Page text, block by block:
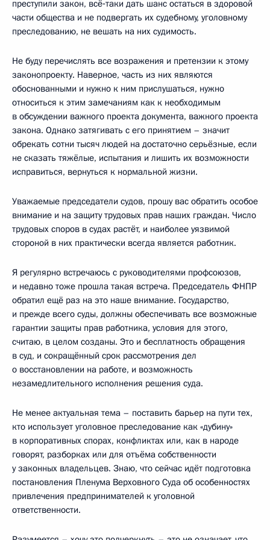
преступили закон, всё‑таки дать шанс остаться в здоровой
части общества и не подвергать их судебному, уголовному
преследованию, не вешать на них судимость.
Не буду перечислять все возражения и претензии к этому
законопроекту. Наверное, часть из них являются
обоснованными и нужно к ним прислушаться, нужно
относиться к этим замечаниям как к необходимым
в обсуждении важного проекта документа, важного проекта
закона. Однако затягивать с его принятием – значит
обрекать сотни тысяч людей на достаточно серьёзные, если
не сказать тяжёлые, испытания и лишить их возможности
исправиться, вернуться к нормальной жизни.
Уважаемые председатели судов, прошу вас обратить особое
внимание и на защиту трудовых прав наших граждан. Число
трудовых споров в судах растёт, и наиболее уязвимой
стороной в них практически всегда является работник.
Я регулярно встречаюсь с руководителями профсоюзов,
и недавно тоже прошла такая встреча. Председатель ФНПР
обратил ещё раз на это наше внимание. Государство,
и прежде всего суды, должны обеспечивать все возможные
гарантии защиты прав работника, условия для этого,
считаю, в целом созданы. Это и бесплатность обращения
в суд, и сокращённый срок рассмотрения дел
о восстановлении на работе, и возможность
незамедлительного исполнения решения суда.
Не менее актуальная тема – поставить барьер на пути тех,
кто использует уголовное преследование как «дубину»
в корпоративных спорах, конфликтах или, как в народе
говорят, разборках или для отъёма собственности
у законных владельцев. Знаю, что сейчас идёт подготовка
постановления Пленума Верховного Суда об особенностях
привлечения предпринимателей к уголовной
ответственности.